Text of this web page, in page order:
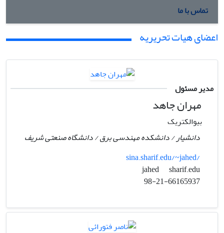
تماس با ما
اعضای هیات تحریریه
مدیر مسئول
مهران جاهد
بیوالکتریک
دانشیار / دانشکده مهندسی برق / دانشگاه صنعتی شریف
sina.sharif.edu/~jahed/
sharif.edu